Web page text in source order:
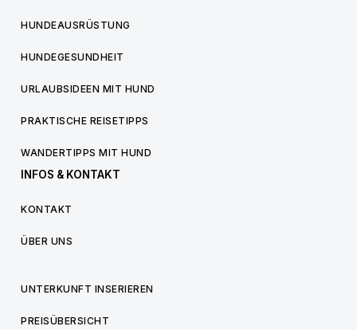
HUNDEAUSRÜSTUNG
HUNDEGESUNDHEIT
URLAUBSIDEEN MIT HUND
PRAKTISCHE REISETIPPS
WANDERTIPPS MIT HUND
INFOS & KONTAKT
KONTAKT
ÜBER UNS
UNTERKUNFT INSERIEREN
PREISÜBERSICHT